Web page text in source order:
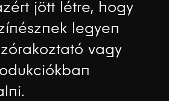
jött létre, hogy
legyen
vagy